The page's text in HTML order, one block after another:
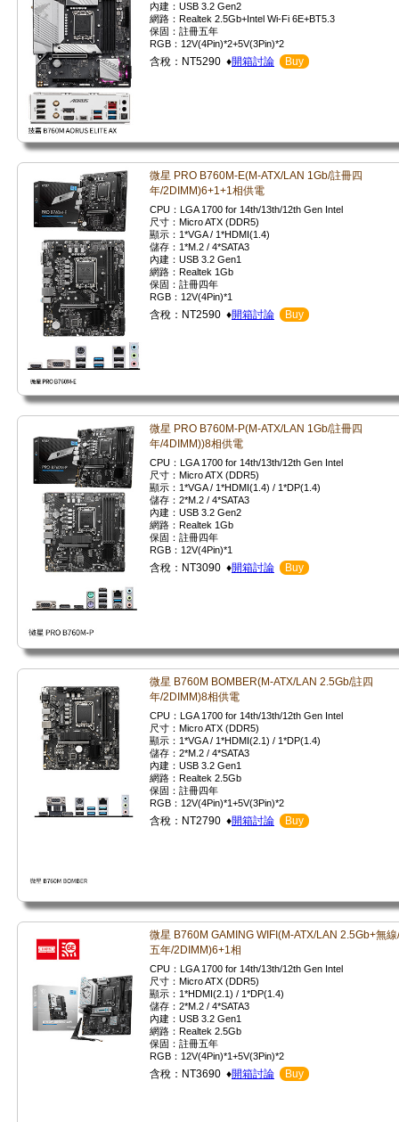
內建：USB 3.2 Gen2
網路：Realtek 2.5Gb+Intel Wi-Fi 6E+BT5.3
保固：註冊五年
RGB：12V(4Pin)*2+5V(3Pin)*2
含稅：NT5290 ♦開箱討論 Buy
微星 PRO B760M-E(M-ATX/LAN 1Gb/註冊四
年/2DIMM)6+1+1相供電
CPU：LGA 1700 for 14th/13th/12th Gen Intel
尺寸：Micro ATX (DDR5)
顯示：1*VGA / 1*HDMI(1.4)
儲存：1*M.2 / 4*SATA3
內建：USB 3.2 Gen1
網路：Realtek 1Gb
保固：註冊四年
RGB：12V(4Pin)*1
含稅：NT2590 ♦開箱討論 Buy
微星 PRO B760M-P(M-ATX/LAN 1Gb/註冊四
年/4DIMM))8相供電
CPU：LGA 1700 for 14th/13th/12th Gen Intel
尺寸：Micro ATX (DDR5)
顯示：1*VGA / 1*HDMI(1.4) / 1*DP(1.4)
儲存：2*M.2 / 4*SATA3
內建：USB 3.2 Gen2
網路：Realtek 1Gb
保固：註冊四年
RGB：12V(4Pin)*1
含稅：NT3090 ♦開箱討論 Buy
微星 B760M BOMBER(M-ATX/LAN 2.5Gb/註四
年/2DIMM)8相供電
CPU：LGA 1700 for 14th/13th/12th Gen Intel
尺寸：Micro ATX (DDR5)
顯示：1*VGA / 1*HDMI(2.1) / 1*DP(1.4)
儲存：2*M.2 / 4*SATA3
內建：USB 3.2 Gen1
網路：Realtek 2.5Gb
保固：註冊四年
RGB：12V(4Pin)*1+5V(3Pin)*2
含稅：NT2790 ♦開箱討論 Buy
微星 B760M GAMING WIFI(M-ATX/LAN 2.5Gb+無
五年/2DIMM)6+1相
CPU：LGA 1700 for 14th/13th/12th Gen Intel
尺寸：Micro ATX (DDR5)
顯示：1*HDMI(2.1) / 1*DP(1.4)
儲存：2*M.2 / 4*SATA3
內建：USB 3.2 Gen1
網路：Realtek 2.5Gb
保固：註冊五年
RGB：12V(4Pin)*1+5V(3Pin)*2
含稅：NT3690 ♦開箱討論 Buy